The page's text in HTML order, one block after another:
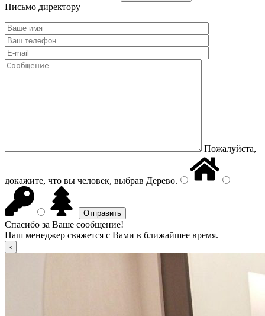
Письмо директору
Пожалуйста,
докажите, что вы человек, выбрав Дерево.
Спасибо за Ваше сообщение!
Наш менеджер свяжется с Вами в ближайшее время.